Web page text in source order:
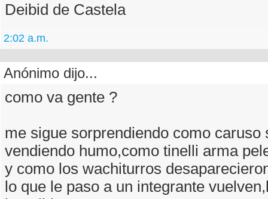
Deibid de Castela
2:02 a.m.
Anónimo dijo...
como va gente ?
me sigue sorprendiendo como caruso
vendiendo humo,como tinelli arma
y como los wachiturros
lo que le paso a un integrante